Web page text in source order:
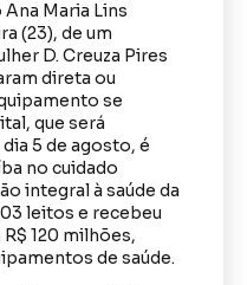
Maria Lins
(23), de um
D. Creuza Pires
direta ou
se
que será
5 de agosto, é
no cuidado
integral à saúde da
leitos e recebeu
120 milhões,
de saúde.